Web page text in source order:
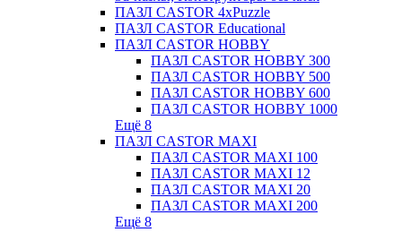
ПАЗЛ CASTOR 4xPuzzle
ПАЗЛ CASTOR Educational
ПАЗЛ CASTOR HOBBY
ПАЗЛ CASTOR HOBBY 300
ПАЗЛ CASTOR HOBBY 500
ПАЗЛ CASTOR HOBBY 600
ПАЗЛ CASTOR HOBBY 1000
Ещё 8
ПАЗЛ CASTOR MAXI
ПАЗЛ CASTOR MAXI 100
ПАЗЛ CASTOR MAXI 12
ПАЗЛ CASTOR MAXI 20
ПАЗЛ CASTOR MAXI 200
Ещё 8